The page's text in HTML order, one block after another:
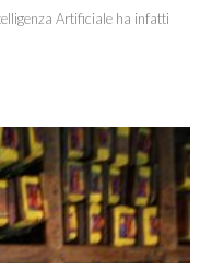
Artificiale ha infatti